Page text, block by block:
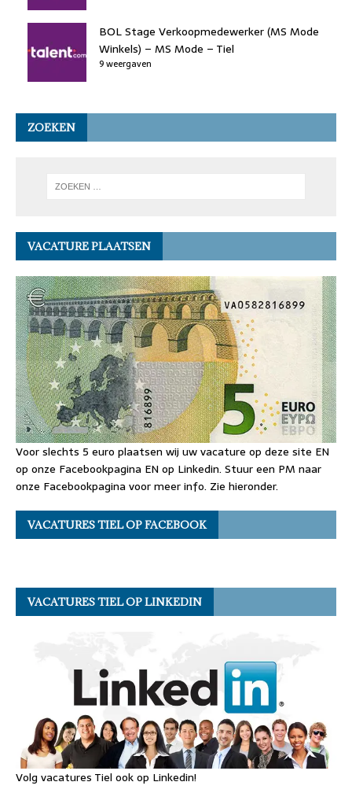
BOL Stage Verkoopmedewerker (MS Mode
Winkels) – MS Mode – Tiel
9 weergaven
ZOEKEN
VACATURE PLAATSEN
Voor slechts 5 euro plaatsen wij uw vacature op deze site EN
op onze Facebookpagina EN op Linkedin. Stuur een PM naar
onze Facebookpagina voor meer info. Zie hieronder.
VACATURES TIEL OP FACEBOOK
VACATURES TIEL OP LINKEDIN
Volg vacatures Tiel ook op Linkedin!